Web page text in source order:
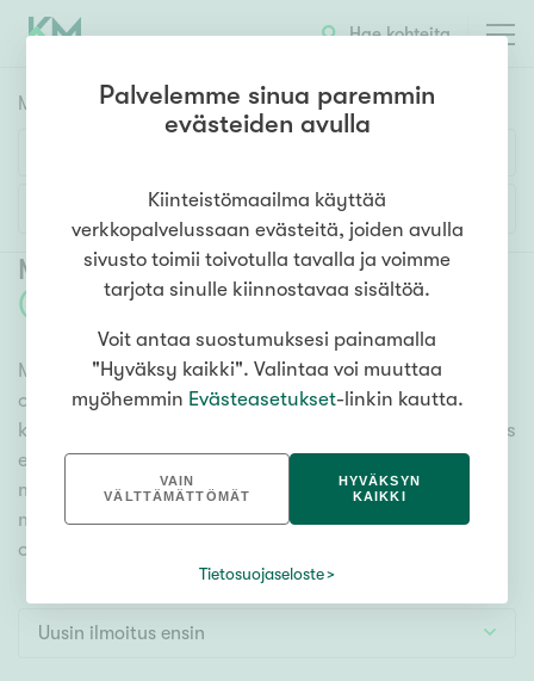
Hae kohteita
Myyntikohteet
1h 2h 3h 4h 5h+
Asuntotyyppi
Kerros-/luhtitalo
Rivitalo/paritalo
Omakoti-/erillistalo
Maa- tai metsätila
Vapaa-ajan asunto
Lisää hakuehtoja
Myytävät asunnot Oulu Kontinkangas
(
Meiltä löydät myytävät asunnot Oulu Kontinkangas,
oli tarpeesi mikä vain! Tuhansien kohteiden ja satojen
kiinteistönvälittäjien verkostomme auttaa sinua kenties
elämäsi tärkeimmässä päätöksessä. Katso alta kaikki
myytävät asunnot Oulu Kontinkangas. Hyödynnä
myös kätevää hakutyökaluamme, jonka avulla löydät
omien toiveidesi mukaisen kodin.
Uusin ilmoitus ensin
Palvelemme sinua paremmin
evästeiden avulla
Kiinteistömaailma käyttää
verkkopalvelussaan evästeitä, joiden avulla
sivusto toimii toivotulla tavalla ja voimme
tarjota sinulle kiinnostavaa sisältöä.
Voit antaa suostumuksesi painamalla
"Hyväksy kaikki". Valintaa voi muuttaa
myöhemmin Evästeasetukset-linkin kautta.
VAIN
VÄLTTÄMÄTTÖMÄT
HYVÄKSYN
KAIKKI
Tietosuojaseloste